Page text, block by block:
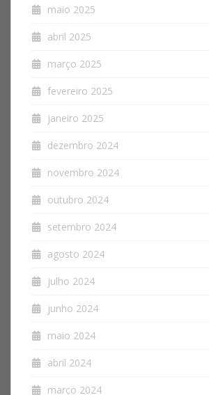
maio 2025
abril 2025
março 2025
fevereiro 2025
janeiro 2025
dezembro 2024
novembro 2024
outubro 2024
setembro 2024
agosto 2024
julho 2024
junho 2024
maio 2024
abril 2024
março 2024